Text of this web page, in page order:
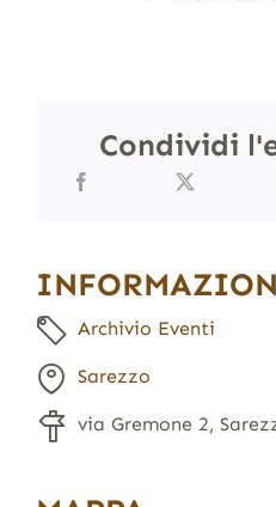
Condividi
Archivio Eventi
Sarezzo
via Gremone 2,